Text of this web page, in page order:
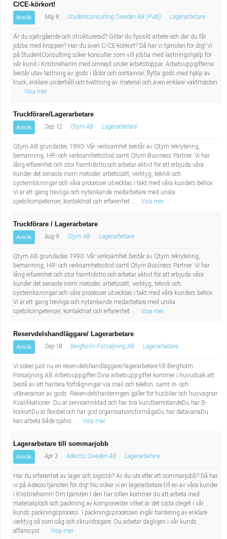
C/CE-körkort!
Ansök Maj 8 Studentconsulting Sweden AB (Publ) Lagerarbetare
Är du självgående och strukturerad? Gillar du fysiskt arbete och där du får
jobba med kroppen? Har du även C/CE-körkort? Då har vi tjänsten för dig! Vi
på StudentConsulting söker konsulter som vill jobba med lastningshjälp för
vår kund i Kristinehamn med omnejd under arbetstoppar. Arbetsuppgifterna
består utav lastning av gods i lådor och containrar, flytta gods med hjälp av
truck, enklare underhåll och tvättning av material och även enklare vaktmästeri.
...
Visa mer
Truckförare/Lagerarbetare
Ansök Sep 12 Qtym AB Lagerarbetare
Qtym AB grundades 1990. Vår verksamhet består av Qtym rekrytering,
bemanning, HR- och verksamhetsstöd samt Qtym Business Partner. Vi har
lång erfarenhet och stor framtidstro och arbetar aktivt för att erbjuda våra
kunder det senaste inom metoder, arbetssätt, verktyg, teknik och
systemlösningar och våra processer utvecklas i takt med våra kunders behov.
Vi är ett gäng trevliga och nytänkande medarbetare med unika
spetskompetenser, kontaktnät och erfarenhet...
Visa mer
Truckförare / Lagerarbetare
Ansök Aug 9 Qtym AB Lagerarbetare
Qtym AB grundades 1990. Vår verksamhet består av Qtym rekrytering,
bemanning, HR- och verksamhetsstöd samt Qtym Business Partner. Vi har
lång erfarenhet och stor framtidstro och arbetar aktivt för att erbjuda våra
kunder det senaste inom metoder, arbetssätt, verktyg, teknik och
systemlösningar och våra processer utvecklas i takt med våra kunders behov.
Vi är ett gäng trevliga och nytänkande medarbetare med unika
spetskompetenser, kontaktnät och erfarenhet...
Visa mer
Reservdelshandläggare/ Lagerarbetare
Ansök Sep 18 Bergholm Försäljning AB Lagerarbetare
Vi söker just nu en reservdelshandläggare/lagerarbetare till Bergholm
Försäljning AB.Arbetsuppgifter:Dina arbetsuppgifter kommer i huvudsak att
bestå av att hantera förfrågningar via mail och telefon, samt in- och
utleveranser av gods. Reservdelshanteringen gäller för husbilar och husvagnar.
Kvalifikationer: Du är serviceinriktad och har bra kundbemötandeDu har B-
körkortDu är flexibel och har god organisationsförmågaDu har datavanaDu
kan arbeta både självs...
Visa mer
Lagerarbetare till sommarjobb
Ansök Apr 3 Adecco Sweden AB Lagerarbetare
Har du erfarenhet av lager och logistik? Är du ute efter ett sommarjobb? Då har
vi på Adecco tjänsten för dig! Nu söker vi en lagerarbetare till en av våra kunder
i Kristinehamn! Om tjänsten I den här rollen kommer du att arbeta med
materialplock och packning av komponenter vilket är det sista steget i vår
kunds packningsprocess. I packningsprocessen ingår hantering av enklare
verktyg så som såg och skruvdragare. Du arbetar dagligen i vår kunds
affärssyst...
Visa mer